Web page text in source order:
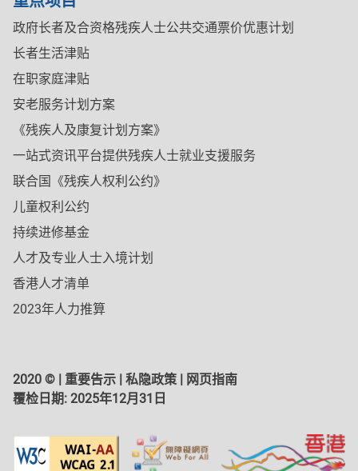
政府长者及合资格残疾人士公共交通票价优惠计划
长者生活津贴
在职家庭津贴
安老服务计划方案
《残疾人及康复计划方案》
一站式资讯平台提供残疾人士就业支援服务
联合国《残疾人权利公约》
儿童权利公约
持续进修基金
人才及专业人士入境计划
香港人才清单
2023年人力推算
2020 © | 重要告示 私隐政策
网页指南
覆检日期: 2025年12月31日